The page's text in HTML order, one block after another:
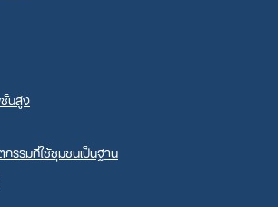
นสูง
รมที่ใช้ชุมชนเป็นฐาน